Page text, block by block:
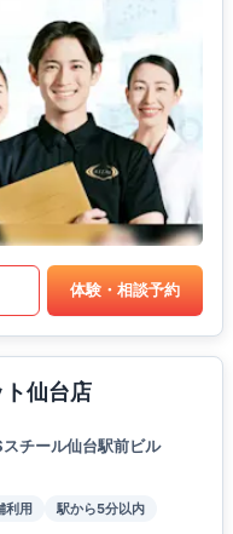
体験・相談予約
仙台店
チール仙台駅前ビル
利用 駅から5分以内